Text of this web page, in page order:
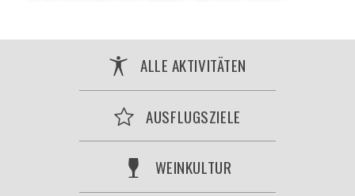
ALLE AKTIVITÄTEN
AUSFLUGSZIELE
WEINKULTUR